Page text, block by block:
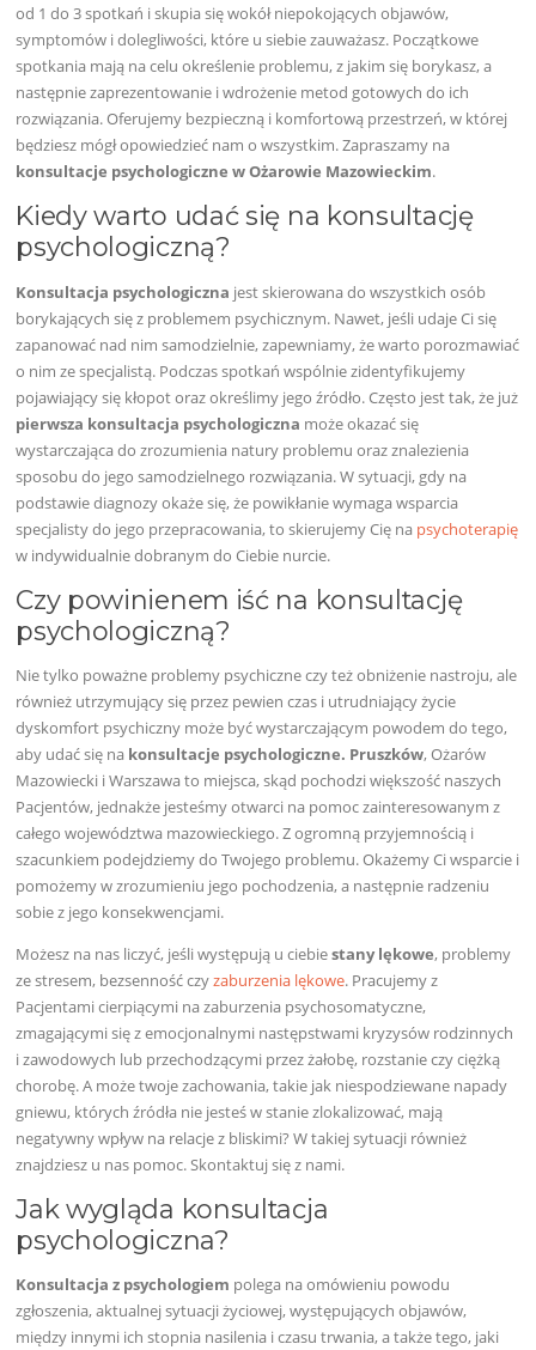
od 1 do 3 spotkań i skupia się wokół niepokojących objawów,
symptomów i dolegliwości, które u siebie zauważasz. Początkowe
spotkania mają na celu określenie problemu, z jakim się borykasz, a
następnie zaprezentowanie i wdrożenie metod gotowych do ich
rozwiązania. Oferujemy bezpieczną i komfortową przestrzeń, w której
będziesz mógł opowiedzieć nam o wszystkim. Zapraszamy na
konsultacje psychologiczne w Ożarowie Mazowieckim.
Kiedy warto udać się na konsultację
psychologiczną?
Konsultacja psychologiczna jest skierowana do wszystkich osób
borykających się z problemem psychicznym. Nawet, jeśli udaje Ci się
zapanować nad nim samodzielnie, zapewniamy, że warto porozmawiać
o nim ze specjalistą. Podczas spotkań wspólnie zidentyfikujemy
pojawiający się kłopot oraz określimy jego źródło. Często jest tak, że już
pierwsza konsultacja psychologiczna może okazać się
wystarczająca do zrozumienia natury problemu oraz znalezienia
sposobu do jego samodzielnego rozwiązania. W sytuacji, gdy na
podstawie diagnozy okaże się, że powikłanie wymaga wsparcia
specjalisty do jego przepracowania, to skierujemy Cię na psychoterapię
w indywidualnie dobranym do Ciebie nurcie.
Czy powinienem iść na konsultację
psychologiczną?
Nie tylko poważne problemy psychiczne czy też obniżenie nastroju, ale
również utrzymujący się przez pewien czas i utrudniający życie
dyskomfort psychiczny może być wystarczającym powodem do tego,
aby udać się na konsultacje psychologiczne. Pruszków, Ożarów
Mazowiecki i Warszawa to miejsca, skąd pochodzi większość naszych
Pacjentów, jednakże jesteśmy otwarci na pomoc zainteresowanym z
całego województwa mazowieckiego. Z ogromną przyjemnością i
szacunkiem podejdziemy do Twojego problemu. Okażemy Ci wsparcie i
pomożemy w zrozumieniu jego pochodzenia, a następnie radzeniu
sobie z jego konsekwencjami.
Możesz na nas liczyć, jeśli występują u ciebiestany lękowe, problemy
ze stresem, bezsenność czyzaburzenia lękowe. Pracujemy z
Pacjentami cierpiącymi na zaburzenia psychosomatyczne,
zmagającymi się z emocjonalnymi następstwami kryzysów rodzinnych
i zawodowych lub przechodzącymi przez żałobę, rozstanie czy ciężką
chorobę. A może twoje zachowania, takie jak niespodziewane napady
gniewu, których źródła nie jesteś w stanie zlokalizować, mają
negatywny wpływ na relacje z bliskimi? W takiej sytuacji również
znajdziesz u nas pomoc. Skontaktuj się z nami.
Jak wygląda konsultacja
psychologiczna?
Konsultacja z psychologiem polega na omówieniu powodu
zgłoszenia, aktualnej sytuacji życiowej, występujących objawów,
między innymi ich stopnia nasilenia i czasu trwania, a także tego, jaki